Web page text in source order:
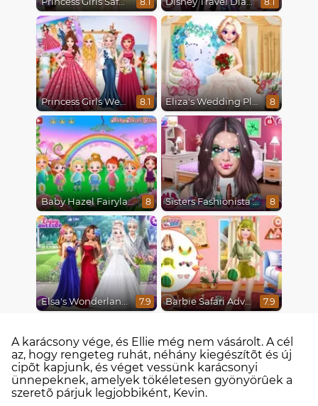
Princess Girls Wedding Trip 8.1 Eliza's Wedding Planner 8
Baby Hazel Fairyland Ballet 8 Sisters Fashionista Makeup 8
Elsa's Wonderland Wedding 7.9 Barbie Safari Adventure 7.9
A karácsony vége, és Ellie még nem vásárolt. A cél
az, hogy rengeteg ruhát, néhány kiegészítõt és új
cipõt kapjunk, és véget vessünk karácsonyi
ünnepeknek, amelyek tökéletesen gyönyörûek a
szeretõ párjuk legjobbiként, Kevin.